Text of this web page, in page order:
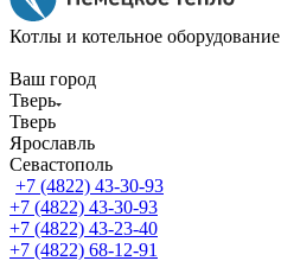
Котлы и котельное оборудование
Ваш город
Тверь
Тверь
Ярославль
Севастополь
+7 (4822) 43-30-93
+7 (4822) 43-30-93
+7 (4822) 43-23-40
+7 (4822) 68-12-91